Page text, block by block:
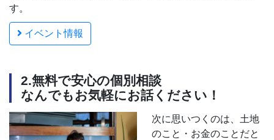
す。
イベント情報
2.無料で安心の個別相談
なんでもお気軽にお話ください！
次に思いつくのは、土地
のこと・お金のことだと